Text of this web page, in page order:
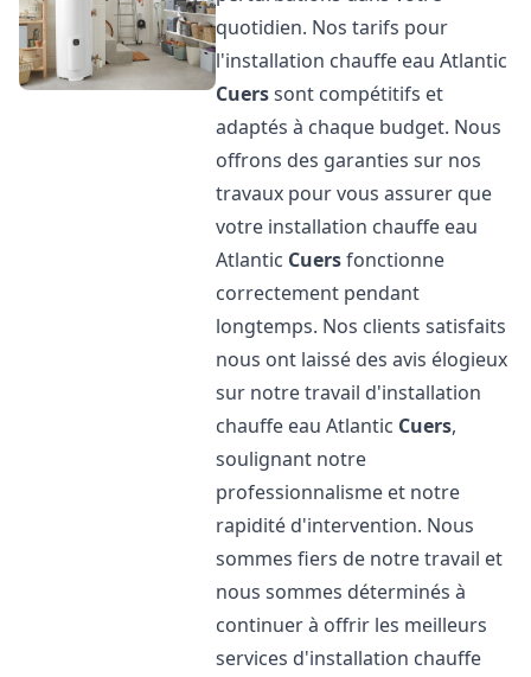
quotidien. Nos tarifs pour
l'installation chauffe eau Atlantic
Cuerssont compétitifs et
adaptés à chaque budget. Nous
offrons des garanties sur nos
travaux pour vous assurer que
votre installation chauffe eau
Atlantic Cuersfonctionne
correctement pendant
longtemps. Nos clients satisfaits
nous ont laissé des avis élogieux
sur notre travail d'installation
chauffe eau Atlantic Cuers,
soulignant notre
professionnalisme et notre
rapidité d'intervention. Nous
sommes fiers de notre travail et
nous sommes déterminés à
continuer à offrir les meilleurs
services d'installation chauffe